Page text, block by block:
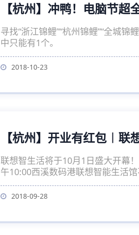
【杭州】冲鸭！电脑节超
寻找“浙江锦鲤”“杭州锦鲤”“全城
中只能有1个。
2018-10-23
【杭州】开业有红包︱联
联想智生活将于10月1日盛大开幕
午10:00西溪数码港联想智能生活馆
2018-09-28